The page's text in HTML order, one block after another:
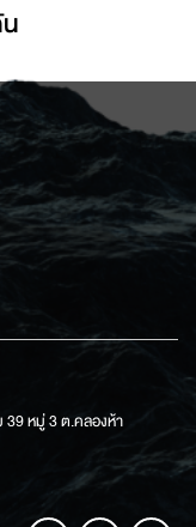
39 หมู่ 3 ต.คลองห้า